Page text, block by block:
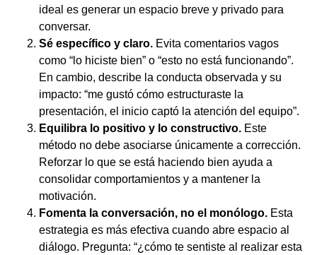
ideal es generar un espacio breve y privado para
conversar.
Sé específico y claro. Evita comentarios vagos
como “lo hiciste bien” o “esto no está funcionando”.
En cambio, describe la conducta observada y su
impacto: “me gustó cómo estructuraste la
presentación, el inicio captó la atención del equipo”.
Equilibra lo positivo y lo constructivo. Este
método no debe asociarse únicamente a corrección.
Reforzar lo que se está haciendo bien ayuda a
consolidar comportamientos y a mantener la
motivación.
Fomenta la conversación, no el monólogo. Esta
estrategia es más efectiva cuando abre espacio al
diálogo. Pregunta: “¿cómo te sentiste al realizar esta